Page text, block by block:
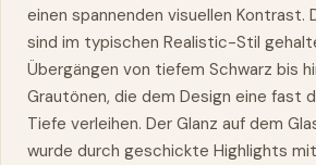
einen spannenden visuellen Kontrast.
sind im typischen Realistic-Stil
Übergängen von tiefem Schwarz bis
Grautönen, die dem Design eine fast
Tiefe verleihen. Der Glanz auf dem
wurde durch geschickte Highlights